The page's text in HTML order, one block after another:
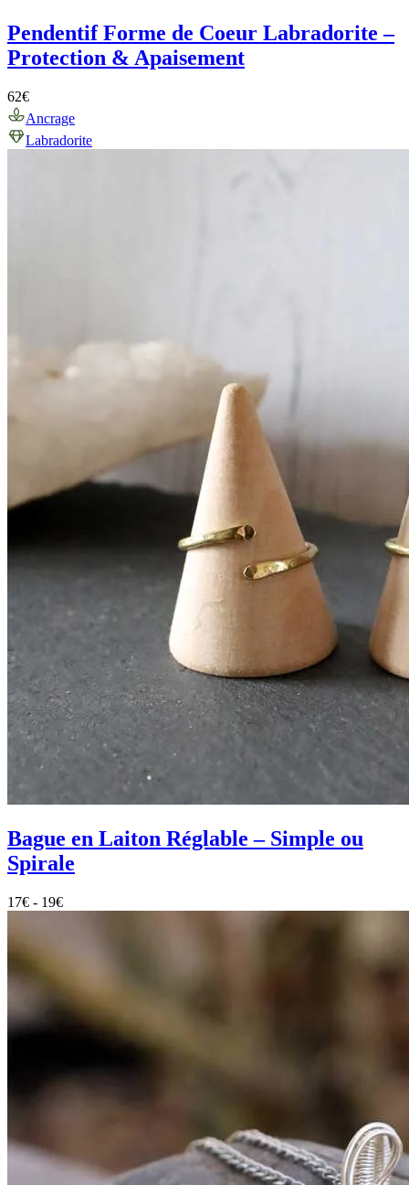
Pendentif Forme de Coeur Labradorite –
Protection & Apaisement
62€
Ancrage
Labradorite
Bague en Laiton Réglable – Simple ou
Spirale
17€ - 19€